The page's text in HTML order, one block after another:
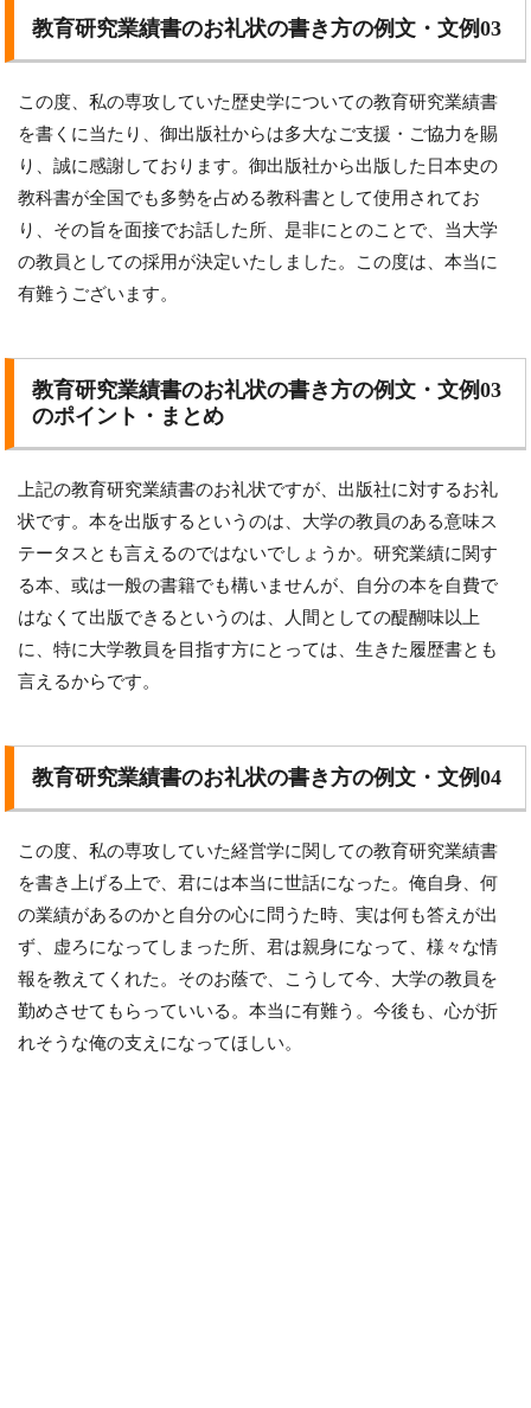
教育研究業績書のお礼状の書き方の例文・文例03
この度、私の専攻していた歴史学についての教育研究業績書
を書くに当たり、御出版社からは多大なご支援・ご協力を賜
り、誠に感謝しております。御出版社から出版した日本史の
教科書が全国でも多勢を占める教科書として使用されてお
り、その旨を面接でお話した所、是非にとのことで、当大学
の教員としての採用が決定いたしました。この度は、本当に
有難うございます。
教育研究業績書のお礼状の書き方の例文・文例03
のポイント・まとめ
上記の教育研究業績書のお礼状ですが、出版社に対するお礼
状です。本を出版するというのは、大学の教員のある意味ス
テータスとも言えるのではないでしょうか。研究業績に関す
る本、或は一般の書籍でも構いませんが、自分の本を自費で
はなくて出版できるというのは、人間としての醍醐味以上
に、特に大学教員を目指す方にとっては、生きた履歴書とも
言えるからです。
教育研究業績書のお礼状の書き方の例文・文例04
この度、私の専攻していた経営学に関しての教育研究業績書
を書き上げる上で、君には本当に世話になった。俺自身、何
の業績があるのかと自分の心に問うた時、実は何も答えが出
ず、虚ろになってしまった所、君は親身になって、様々な情
報を教えてくれた。そのお蔭で、こうして今、大学の教員を
勤めさせてもらっていいる。本当に有難う。今後も、心が折
れそうな俺の支えになってほしい。